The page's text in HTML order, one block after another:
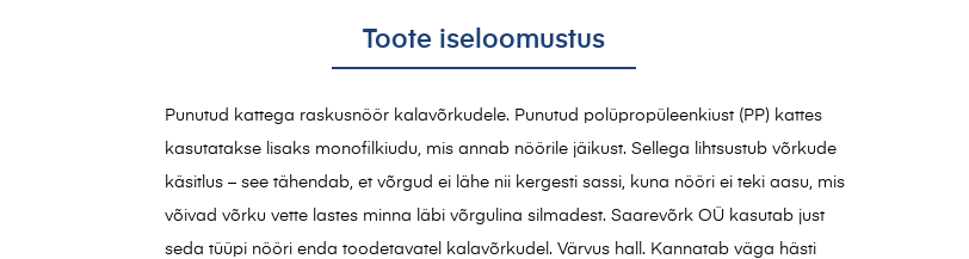
Toote iseloomustus
Punutud kattega raskusnöör kalavõrkudele. Punutud polüpropüleenkiust (PP) kattes
kasutatakse lisaks monofilkiudu, mis annab nöörile jäikust. Sellega lihtsustub võrkude
käsitlus – see tähendab, et võrgud ei lähe nii kergesti sassi, kuna nööri ei teki aasu, mis
võivad võrku vette lastes minna läbi võrgulina silmadest. Saarevõrk OÜ kasutab just
seda tüüpi nööri enda toodetavatel kalavõrkudel. Värvus hall. Kannatab väga hästi